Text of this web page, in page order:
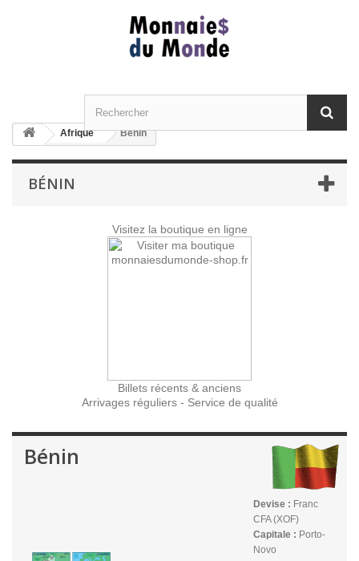
Afrique Bénin
BÉNIN
Visitez la boutique en ligne
Billets récents & anciens
Arrivages réguliers - Service de qualité
Bénin
Devise : Franc
CFA (XOF)
Capitale : Porto-
Novo